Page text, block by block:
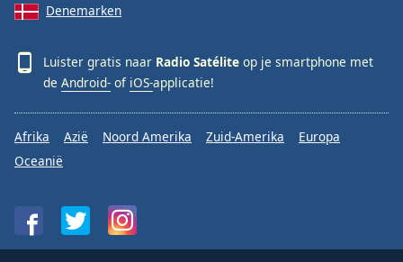
Denemarken
Luister gratis naar Radio Satélite op je smartphone met
de Android- of iOS-applicatie!
Afrika Azië Noord Amerika Zuid-Amerika
Europa
Oceanië